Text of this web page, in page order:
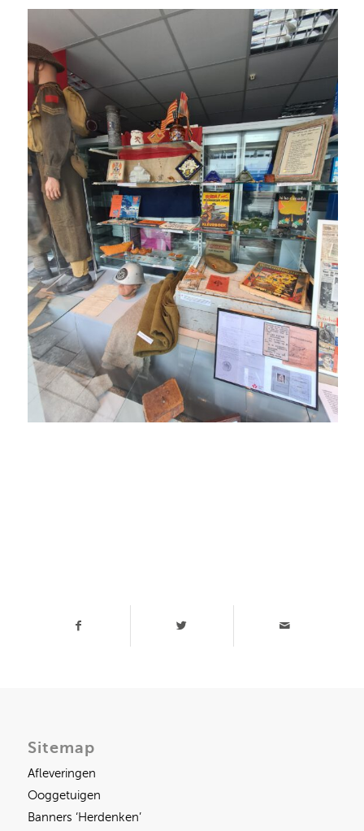
Sitemap
Afleveringen
Ooggetuigen
Banners ‘Herdenken’